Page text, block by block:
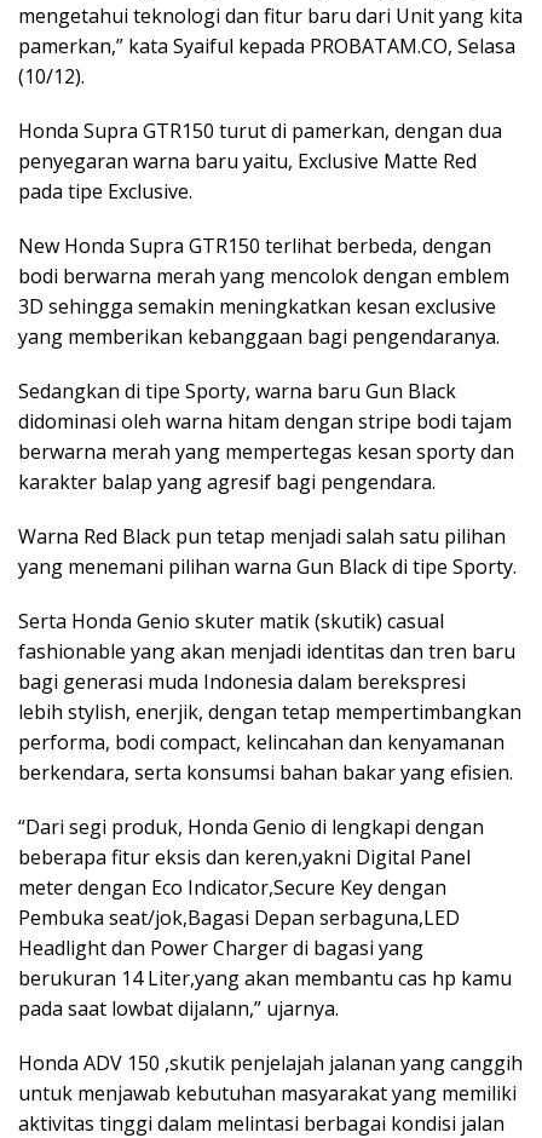
mengetahui teknologi dan fitur baru dari Unit yang kita
pamerkan,” kata Syaiful kepada PROBATAM.CO, Selasa
(10/12).
Honda Supra GTR150 turut di pamerkan, dengan dua
penyegaran warna baru yaitu, Exclusive Matte Red
pada tipe Exclusive.
New Honda Supra GTR150 terlihat berbeda, dengan
bodi berwarna merah yang mencolok dengan emblem
3D sehingga semakin meningkatkan kesan exclusive
yang memberikan kebanggaan bagi pengendaranya.
Sedangkan di tipe Sporty, warna baru Gun Black
didominasi oleh warna hitam dengan stripe bodi tajam
berwarna merah yang mempertegas kesan sporty dan
karakter balap yang agresif bagi pengendara.
Warna Red Black pun tetap menjadi salah satu pilihan
yang menemani pilihan warna Gun Black di tipe Sporty.
Serta Honda Genio skuter matik (skutik) casual
fashionable yang akan menjadi identitas dan tren baru
bagi generasi muda Indonesia dalam berekspresi
lebih stylish, enerjik, dengan tetap mempertimbangkan
performa, bodi compact, kelincahan dan kenyamanan
berkendara, serta konsumsi bahan bakar yang efisien.
“Dari segi produk, Honda Genio di lengkapi dengan
beberapa fitur eksis dan keren,yakni Digital Panel
meter dengan Eco Indicator,Secure Key dengan
Pembuka seat/jok,Bagasi Depan serbaguna,LED
Headlight dan Power Charger di bagasi yang
berukuran 14 Liter,yang akan membantu cas hp kamu
pada saat lowbat dijalann,” ujarnya.
Honda ADV 150 ,skutik penjelajah jalanan yang canggih
untuk menjawab kebutuhan masyarakat yang memiliki
aktivitas tinggi dalam melintasi berbagai kondisi jalan